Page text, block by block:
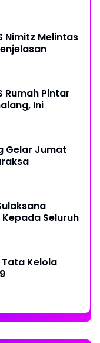
Nimitz Melintas
Rumah Pintar
Ini
Gelar Jumat
Seluruh
Kelola